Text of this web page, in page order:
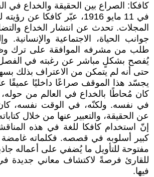
كافكا: الصراع بين الحقيقة والخداع في
في 11 مايو 1916، عبّر كافكا عن
المجلات. تحدث عن انتشار الخداع
جوانب الحياة، الاجتماعية والإنسانية.
طلب من مشرفه الموافقة على ترك
يُفصح بشكلٍ مباشر عن رغبته في
حتى أنه لم يتمكن من الاعتراف بذلك
يجسّد هذا الموقف صراعًا داخليًا عميقًا
كان مُحاطًا بالخداع في العالم من
في نفسه. ولكنّه، في الوقت نفسه،
عن الحقيقة، والتعبير عنها من خلال
إنّ استخدام كافكا للغة في هذه
كبير أسلوبه في قصصه. فكلماته غامضة
مفتوحة للتأويل ما يُضفي على أعماله
للقارئ فرصةً لاكتشاف معاني جديدة
فيها.